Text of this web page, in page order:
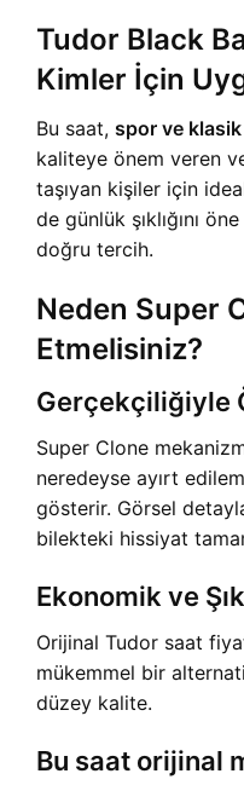
Tudor Black
Kimler İçin
Bu saat, spor ve
kaliteye önem veren
taşıyan kişiler için
de günlük şıklığını
doğru tercih.
Neden Super
Etmelisiniz?
Gerçekçiliğiyle
Super Clone
neredeyse ayırt
gösterir. Görsel
bilekteki hissiyat
Ekonomik ve Şık
Orijinal Tudor saat
mükemmel bir
düzey kalite.
Bu saat orijinal